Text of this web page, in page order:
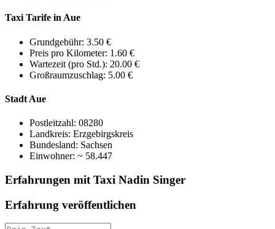
Taxi Tarife in Aue
Grundgebühr: 3.50 €
Preis pro Kilometer: 1.60 €
Wartezeit (pro Std.): 20.00 €
Großraumzuschlag: 5.00 €
Stadt Aue
Postleitzahl: 08280
Landkreis: Erzgebirgskreis
Bundesland: Sachsen
Einwohner: ~ 58.447
Erfahrungen mit Taxi Nadin Singer
Erfahrung veröffentlichen